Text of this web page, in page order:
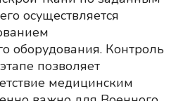
осуществляется
оборудования. Контроль
позволяет
медицинским